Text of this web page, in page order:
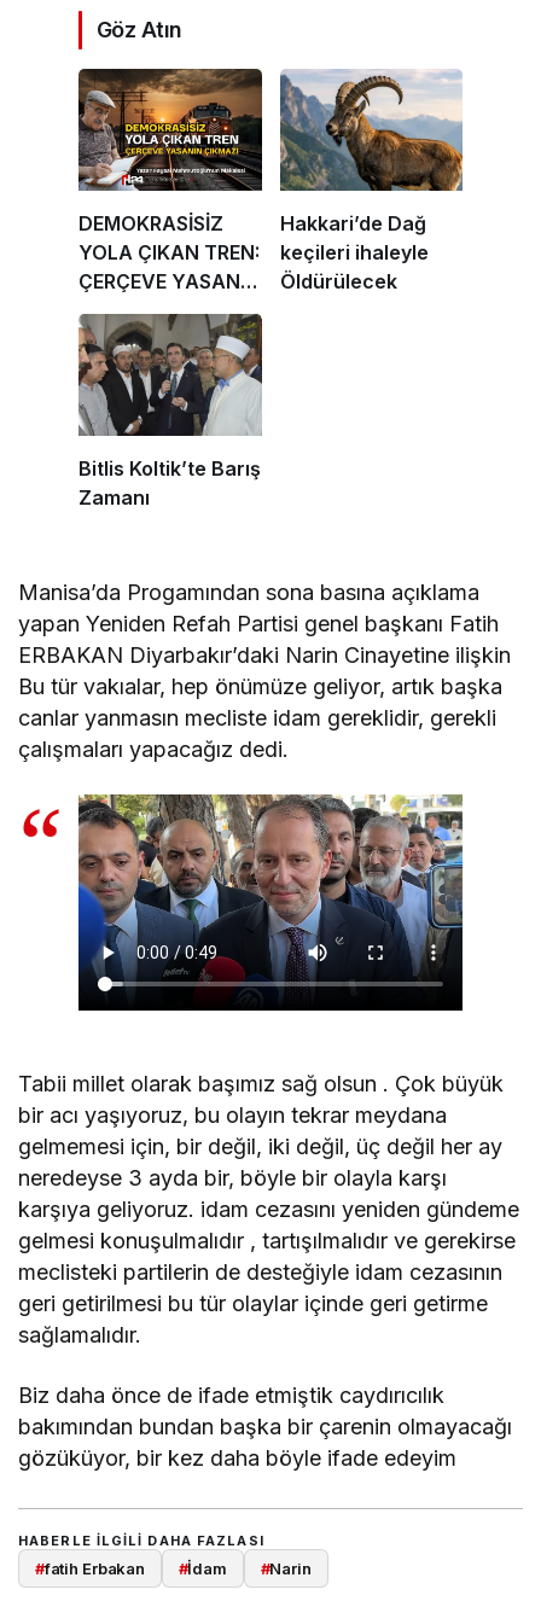
Göz Atın
DEMOKRASİSİZ
YOLA ÇIKAN TREN:
ÇERÇEVE YASANIN
ÇIKMAZI
Hakkari’de Dağ
keçileri ihaleyle
Öldürülecek
Bitlis Koltik’te Barış
Zamanı
Manisa’da Progamından sona basına açıklama
yapan Yeniden Refah Partisi genel başkanı Fatih
ERBAKAN Diyarbakır’daki Narin Cinayetine ilişkin
Bu tür vakıalar, hep önümüze geliyor, artık başka
canlar yanmasın mecliste idam gereklidir, gerekli
çalışmaları yapacağız dedi.
Tabii millet olarak başımız sağ olsun . Çok büyük
bir acı yaşıyoruz, bu olayın tekrar meydana
gelmemesi için, bir değil, iki değil, üç değil her ay
neredeyse 3 ayda bir, böyle bir olayla karşı
karşıya geliyoruz. idam cezasını yeniden gündeme
gelmesi konuşulmalıdır , tartışılmalıdır ve gerekirse
meclisteki partilerin de desteğiyle idam cezasının
geri getirilmesi bu tür olaylar içinde geri getirme
sağlamalıdır.
Biz daha önce de ifade etmiştik caydırıcılık
bakımından bundan başka bir çarenin olmayacağı
gözüküyor, bir kez daha böyle ifade edeyim
HABERLE ILGILI DAHA FAZLASI
#fatih Erbakan #İdam #Narin